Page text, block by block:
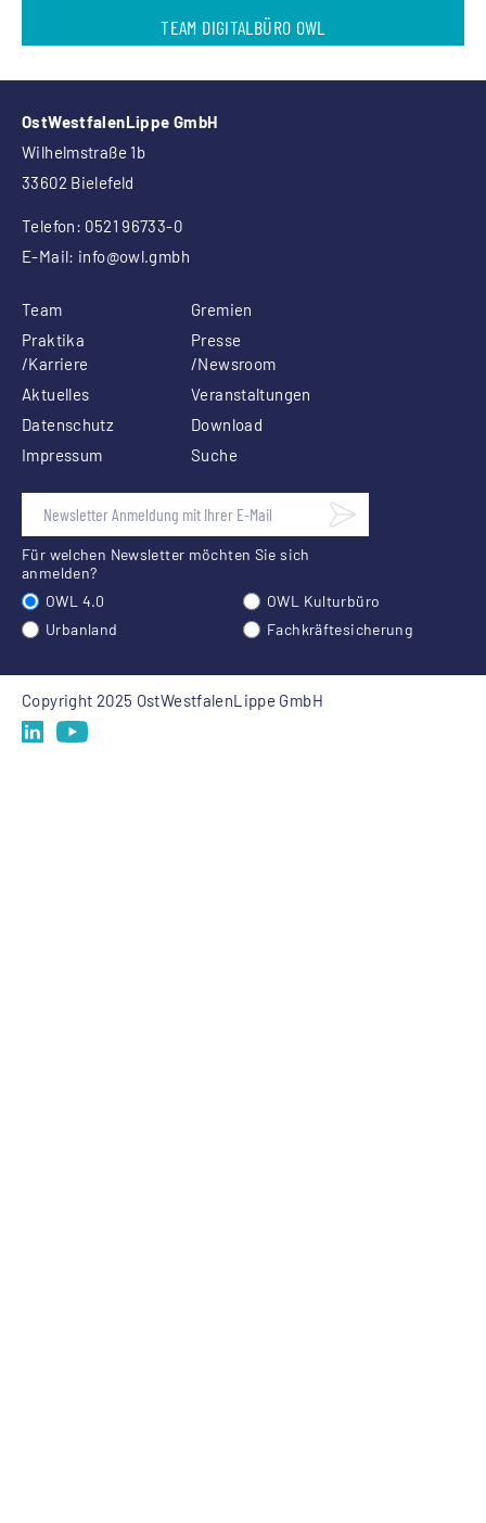
TEAM DIGITALBÜRO OWL
OstWestfalenLippe GmbH
Wilhelmstraße 1b
33602 Bielefeld
Telefon: 0521 96733-0
E-Mail: info@owl.gmbh
Team
Gremien
Praktika
/Karriere
Presse
/Newsroom
Aktuelles
Veranstaltungen
Datenschutz
Download
Impressum
Suche
Für welchen Newsletter möchten Sie sich
anmelden?
OWL 4.0
OWL Kulturbüro
Urbanland
Fachkräftesicherung
Copyright 2025 OstWestfalenLippe GmbH